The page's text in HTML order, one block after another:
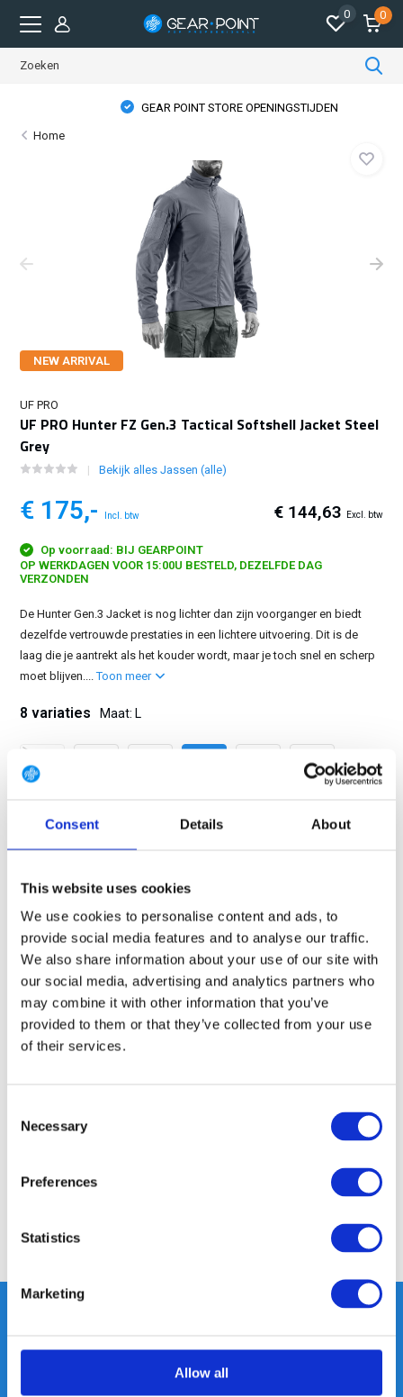
Consent Details About
This website uses cookies
We use cookies to personalise content and ads, to
provide social media features and to analyse our traffic.
We also share information about your use of our site with
our social media, advertising and analytics partners who
may combine it with other information that you’ve
provided to them or that they’ve collected from your use
of their services.
Selection
Necessary
Preferences
Statistics
Marketing
Allow all
0 0
GEAR POINT STORE OPENINGSTIJDEN
Home
NEW ARRIVAL
UF PRO
UF PRO Hunter FZ Gen.3 Tactical Softshell Jacket Steel
Grey
Bekijk alles Jassen (alle)
€ 175,- Incl. btw € 144,63 Excl. btw
Op voorraad: BIJ GEARPOINT
OP WERKDAGEN VOOR 15:00U BESTELD, DEZELFDE DAG
VERZONDEN
De Hunter Gen.3 Jacket is nog lichter dan zijn voorganger en biedt
dezelfde vertrouwde prestaties in een lichtere uitvoering. Dit is de
laag die je aantrekt als het kouder wordt, maar je toch snel en scherp
moet blijven....Toon meer
8 variaties Maat: L
350m2 FYSIEKE WINKEL
24/7 ONLINE WINKELEN
Productomschrijving
Media
Reviews
Delen
Heeft u vragen, neem gerust